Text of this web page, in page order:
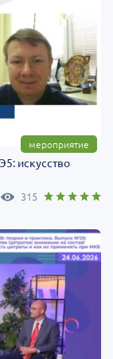
мероприятие
искусство
315